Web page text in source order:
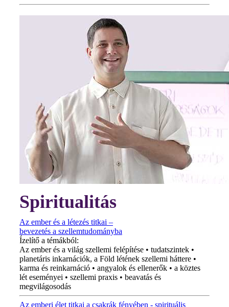
Spiritualitás
Az ember és a létezés titkai –
bevezetés a szellemtudományba
Ízelítő a témákból:
Az ember és a világ szellemi felépítése • tudatszintek •
planetáris inkarnációk, a Föld létének szellemi háttere •
karma és reinkarnáció • angyalok és ellenerők • a köztes
lét eseményei • szellemi praxis • beavatás és
megvilágosodás
Az emberi élet titkai a csakrák fényében - spirituális